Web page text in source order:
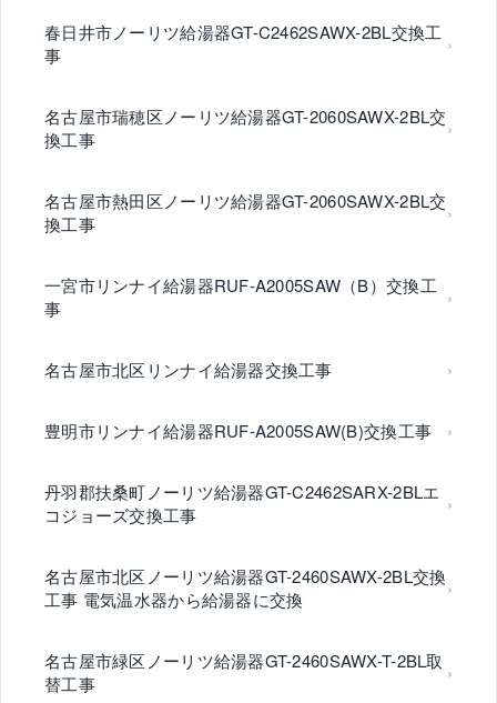
春日井市ノーリツ給湯器GT-C2462SAWX-2BL交換工
事
名古屋市瑞穂区ノーリツ給湯器GT-2060SAWX-2BL交
換工事
名古屋市熱田区ノーリツ給湯器GT-2060SAWX-2BL交
換工事
一宮市リンナイ給湯器RUF-A2005SAW（B）交換工
事
名古屋市北区リンナイ給湯器交換工事
豊明市リンナイ給湯器RUF-A2005SAW(B)交換工事
丹羽郡扶桑町ノーリツ給湯器GT-C2462SARX-2BLエ
コジョーズ交換工事
名古屋市北区ノーリツ給湯器GT-2460SAWX-2BL交換
工事 電気温水器から給湯器に交換
名古屋市緑区ノーリツ給湯器GT-2460SAWX-T-2BL取
替工事